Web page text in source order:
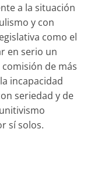
a la situación
y con
como el
en serio un
de más
incapacidad
seriedad y de
sí solos.